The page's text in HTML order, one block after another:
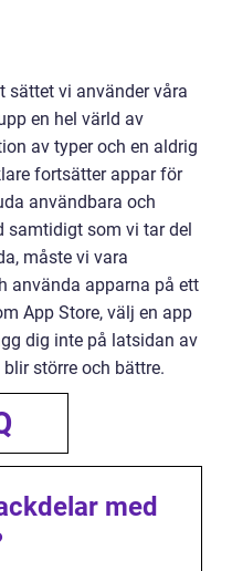
sättet vi använder våra
en hel värld av
av typer och en aldrig
fortsätter appar för
användbara och
samtidigt som vi tar del
måste vi vara
använda apparna på ett
App Store, välj en app
dig inte på latsidan av
större och bättre.
med